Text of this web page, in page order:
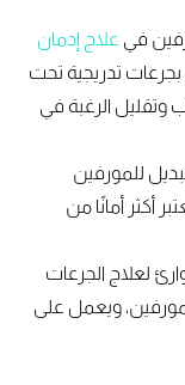
في
علاج إدمان
تدريجية تحت
الرغبة في
للمورفين
أمانًا من
لعلاج الجرعات
ويعمل على